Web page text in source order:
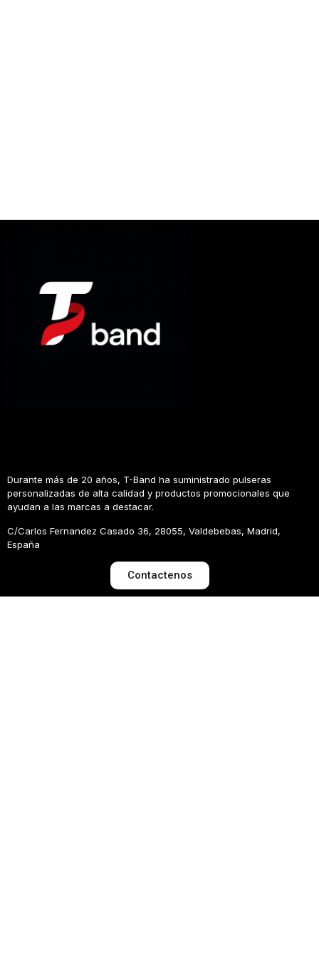
Durante más de 20 años, T-Band ha suministrado pulseras
personalizadas de alta calidad y productos promocionales que
ayudan a las marcas a destacar.
C/Carlos Fernandez Casado 36, 28055, Valdebebas, Madrid,
España
Contactenos